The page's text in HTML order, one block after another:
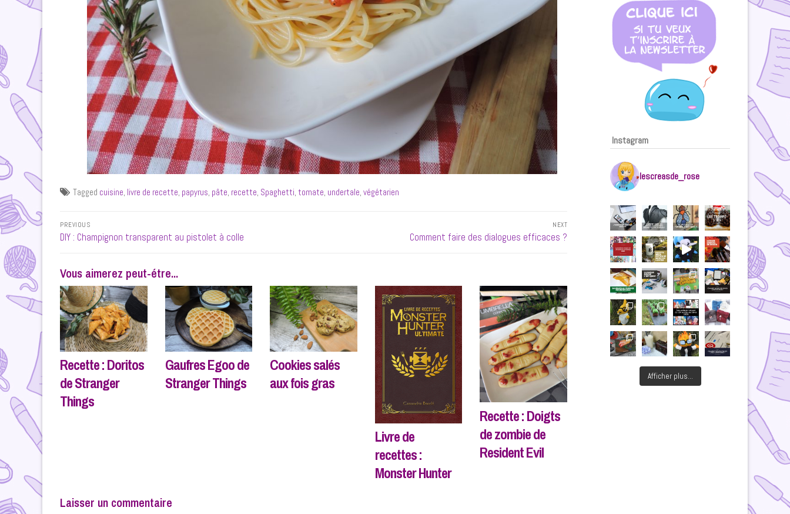
Tagged cuisine, livre de recette, papyrus, pâte, recette, Spaghetti, tomate, undertale, végétarien
Navigation
de
PREVIOUS
Previous
DIY : Champignon transparent au pistolet à colle
NEXT
Next
Comment faire des dialogues efficaces ?
Vous aimerez peut-étre...
Recette : Doritos
de Stranger
Things
Gaufres Egoo de
Stranger Things
Cookies salés
aux fois gras
Livre de
recettes :
Monster Hunter
Recette : Doigts
de zombie de
Resident Evil
Laisser un commentaire
Instagram
lescreasde_rose
Afficher plus...